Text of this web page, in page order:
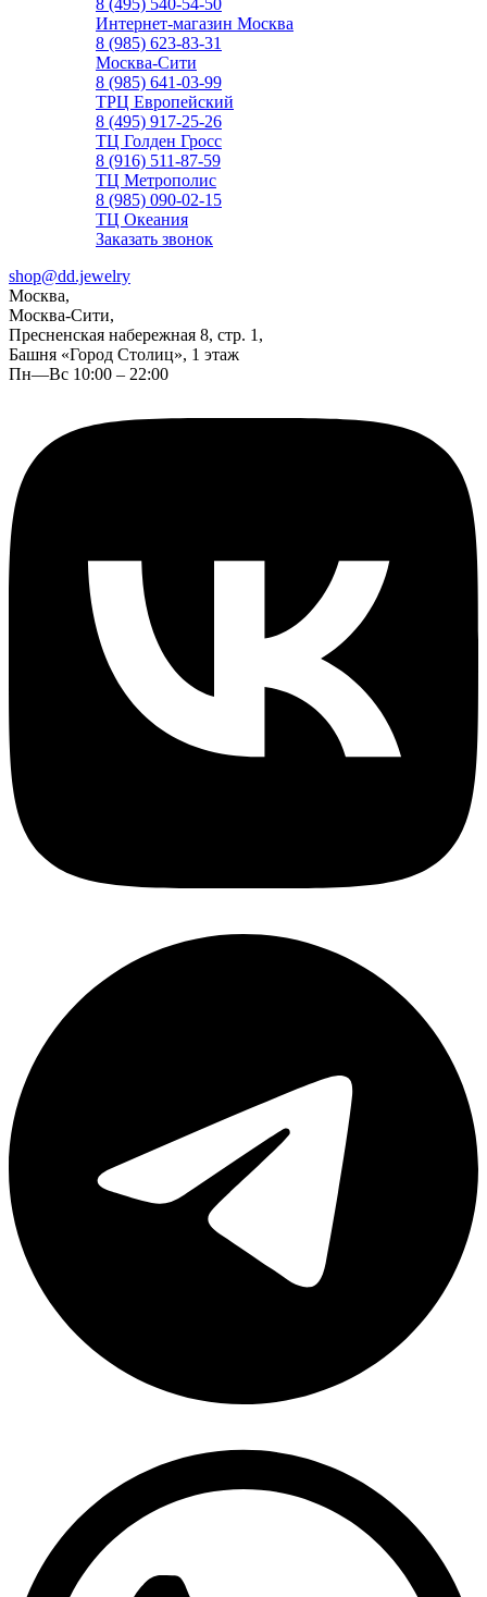
8 (495) 540-54-50
Интернет-магазин Москва
8 (985) 623-83-31
Москва-Сити
8 (985) 641-03-99
ТРЦ Европейский
8 (495) 917-25-26
ТЦ Голден Гросс
8 (916) 511-87-59
ТЦ Метрополис
8 (985) 090-02-15
ТЦ Океания
Заказать звонок
shop@dd.jewelry
Москва,
Москва-Сити,
Пресненская набережная 8, стр. 1,
Башня «Город Столиц», 1 этаж
Пн—Вс 10:00 – 22:00